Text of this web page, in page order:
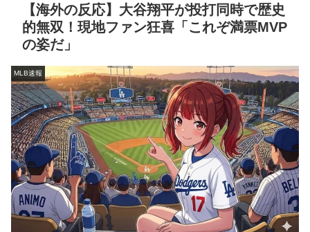
【海外の反応】大谷翔平が投打同時で歴史
的無双！現地ファン狂喜「これぞ満票MVP
の姿だ」
MLB速報